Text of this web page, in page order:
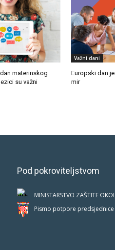
materinskog
su važni
Važni dani
Europski dan
mir
Pod pokroviteljstvom
MINISTARSTVO ZAŠTITE
Pismo potpore